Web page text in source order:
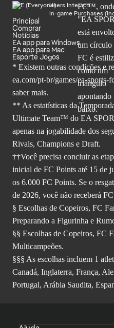
Users Interact
In-game Purchases
Principal
Comprar
Notícias
EA app para Windows
EA app para Mac
Esporte Jogos
* Existem outras condições e
ea.com/pt-br/games/ea-sports-
saber mais.
** As estatísticas da
Ultimate Team™ do EA
apenas na jogabilidade dos
Rivals, Champions e Draft.
††Você precisa concluir as
inicial de FC Points até 15 de
os 6.000 FC Points. Se o
de 2026, você não receberá
§ Escolhas de Copeiros, FC
Preparando a Figurinha e
§§ Escolhas de Copeiros, FC
Multicampeões.
§§§ As escolhas incluem 1
Canadá, Inglaterra, França,
Portugal, Arábia Saudita,